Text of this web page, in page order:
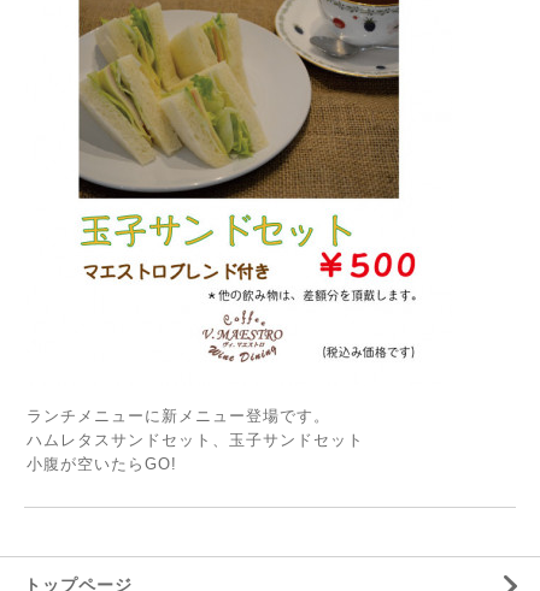
ランチメニューに新メニュー登場です。
ハムレタスサンドセット、玉子サンドセット
小腹が空いたらGO!
トップページ